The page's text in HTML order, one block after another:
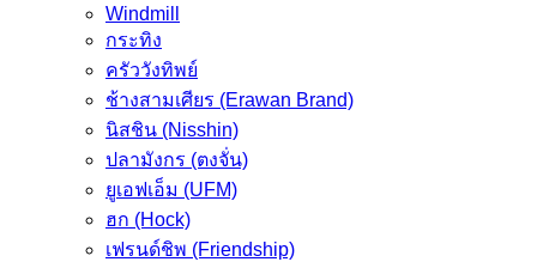
Windmill
กระทิง
ครัววังทิพย์
ช้างสามเศียร (Erawan Brand)
นิสชิน (Nisshin)
ปลามังกร (ตงจั่น)
ยูเอฟเอ็ม (UFM)
ฮก (Hock)
เฟรนด์ชิพ (Friendship)